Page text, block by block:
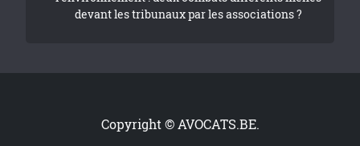
devant les tribunaux par les associations ?
Copyright © AVOCATS.BE.